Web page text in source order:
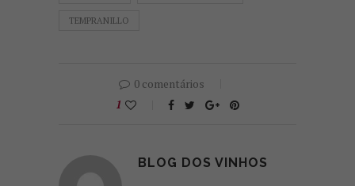
TEMPRANILLO
0 comentários
1
BLOG DOS VINHOS